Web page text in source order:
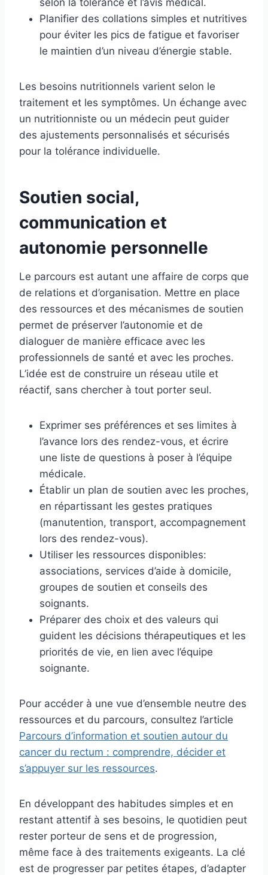
Planifier des collations simples et nutritives
pour éviter les pics de fatigue et favoriser
le maintien d’un niveau d’énergie stable.
Les besoins nutritionnels varient selon le
traitement et les symptômes. Un échange avec
un nutritionniste ou un médecin peut guider
des ajustements personnalisés et sécurisés
pour la tolérance individuelle.
Soutien social,
communication et
autonomie personnelle
Le parcours est autant une affaire de corps que
de relations et d’organisation. Mettre en place
des ressources et des mécanismes de soutien
permet de préserver l’autonomie et de
dialoguer de manière efficace avec les
professionnels de santé et avec les proches.
L’idée est de construire un réseau utile et
réactif, sans chercher à tout porter seul.
Exprimer ses préférences et ses limites à
l’avance lors des rendez-vous, et écrire
une liste de questions à poser à l’équipe
médicale.
Établir un plan de soutien avec les proches,
en répartissant les gestes pratiques
(manutention, transport, accompagnement
lors des rendez-vous).
Utiliser les ressources disponibles:
associations, services d’aide à domicile,
groupes de soutien et conseils des
soignants.
Préparer des choix et des valeurs qui
guident les décisions thérapeutiques et les
priorités de vie, en lien avec l’équipe
soignante.
Pour accéder à une vue d’ensemble neutre des
ressources et du parcours, consultez l’article
Parcours d’information et soutien autour du
cancer du rectum : comprendre, décider et
s’appuyer sur les ressources.
En développant des habitudes simples et en
restant attentif à ses besoins, le quotidien peut
rester porteur de sens et de progression,
même face à des traitements exigeants. La clé
est de progresser par petites étapes, d’adapter